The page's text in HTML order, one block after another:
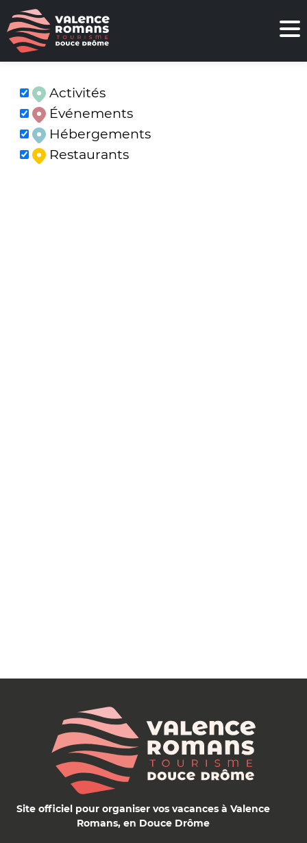
Activités
Événements
Hébergements
Restaurants
Site officiel pour organiser vos vacances à Valence
Romans, en Douce Drôme